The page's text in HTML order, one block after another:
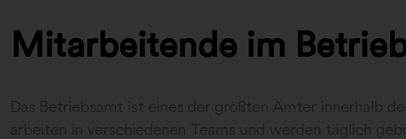
Mitarbeitende im
Das Betriebsamt ist eines der größten Ämter innerhalb
arbeiten in verschiedenen Teams und werden täglich